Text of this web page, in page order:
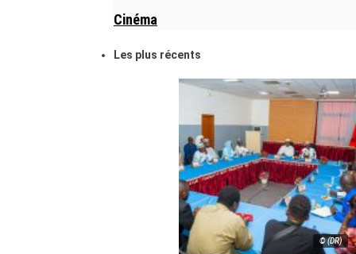
Cinéma
Les plus récents
© (DR)